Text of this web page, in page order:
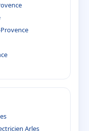
Arles